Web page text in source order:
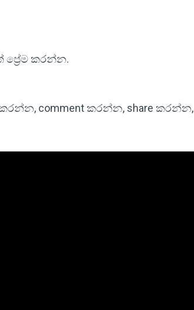
ප්‍රේම කරන්න.
කරන්න, comment කරන්න, share කරන්න,